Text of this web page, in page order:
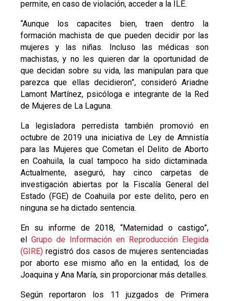
permite, en caso de violación, acceder a la ILE.
“Aunque los capacites bien, traen dentro la
formación machista de que pueden decidir por las
mujeres y las niñas. Incluso las médicas son
machistas, y no les quieren dar la oportunidad de
que decidan sobre su vida, las manipulan para que
parezca que ellas decidieron”, consideró Ariadne
Lamont Martínez, psicóloga e integrante de la Red
de Mujeres de La Laguna.
La legisladora perredista también promovió en
octubre de 2019 una iniciativa de Ley de Amnistía
para las Mujeres que Cometan el Delito de Aborto
en Coahuila, la cual tampoco ha sido dictaminada.
Actualmente, aseguró, hay cinco carpetas de
investigación abiertas por la Fiscalía General del
Estado (FGE) de Coahuila por este delito, pero en
ninguna se ha dictado sentencia.
En su informe de 2018, “Maternidad o castigo”,
el Grupo de Información en Reproducción Elegida
(GIRE)registró dos casos de mujeres sentenciadas
por aborto ese mismo año en la entidad, los de
Joaquina y Ana María, sin proporcionar más detalles.
Según reportaron los 11 juzgados de Primera